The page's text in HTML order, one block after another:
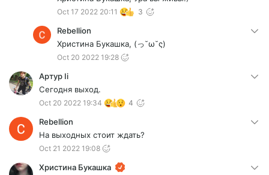
Oct 17 2022 20:11 3
Rebellion
Христина Букашка, (っ˘ω˘ς)
Oct 20 2022 19:28
Артур Ii
Сегодня выход.
Oct 20 2022 19:34 4
Rebellion
На выходных стоит ждать?
Oct 21 2022 19:08
Христина Букашка